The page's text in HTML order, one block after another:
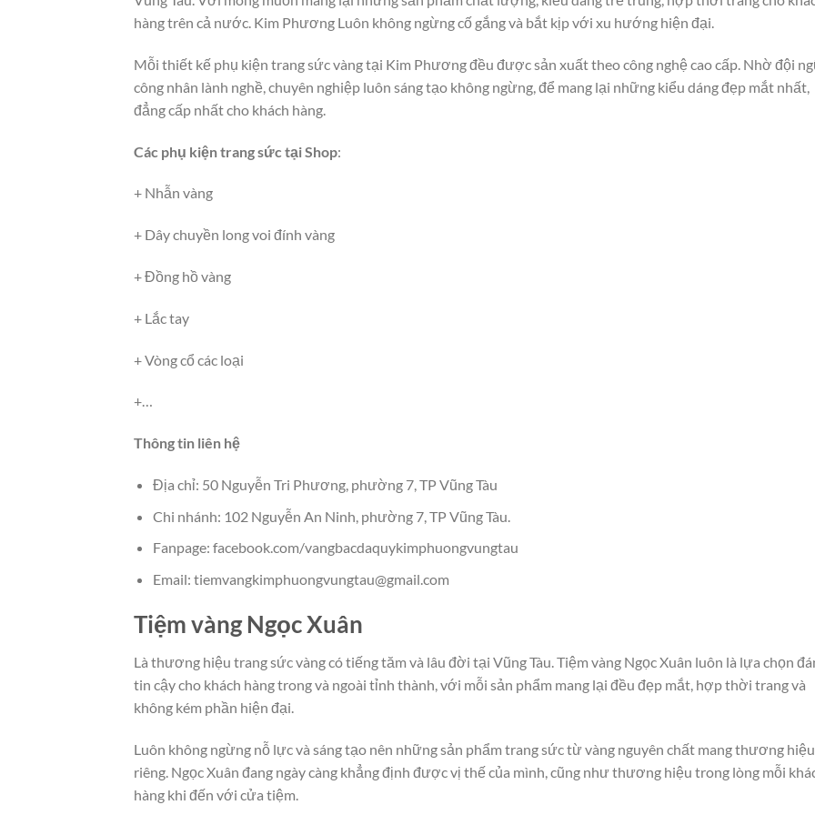
hàng trên cả nước. Kim Phương Luôn không ngừng cố gắng và bắt kịp với xu hướng hiện đại.
Mỗi thiết kế phụ kiện trang sức vàng tại Kim Phương đều được sản xuất theo công nghệ cao cấp. Nhờ đội
công nhân lành nghề, chuyên nghiệp luôn sáng tạo không ngừng, để mang lại những kiểu dáng đẹp mắt nhất,
đẳng cấp nhất cho khách hàng.
Các phụ kiện trang sức tại Shop:
+ Nhẫn vàng
+ Dây chuyền long voi đính vàng
+ Đồng hồ vàng
+ Lắc tay
+ Vòng cổ các loại
+…
Thông tin liên hệ
Địa chỉ: 50 Nguyễn Tri Phương, phường 7, TP Vũng Tàu
Chi nhánh: 102 Nguyễn An Ninh, phường 7, TP Vũng Tàu.
Fanpage: facebook.com/vangbacdaquykimphuongvungtau
Email: tiemvangkimphuongvungtau@gmail.com
Tiệm vàng Ngọc Xuân
Là thương hiệu trang sức vàng có tiếng tăm và lâu đời tại Vũng Tàu. Tiệm vàng Ngọc Xuân luôn là lựa chọn
tin cậy cho khách hàng trong và ngoài tỉnh thành, với mỗi sản phẩm mang lại đều đẹp mắt, hợp thời trang và
không kém phần hiện đại.
Luôn không ngừng nỗ lực và sáng tạo nên những sản phẩm trang sức từ vàng nguyên chất mang thương hiệu
riêng. Ngọc Xuân đang ngày càng khẳng định được vị thế của mình, cũng như thương hiệu trong lòng mỗi
hàng khi đến với cửa tiệm.